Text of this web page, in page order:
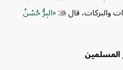
قال
: البِرُّ حُسْنُ